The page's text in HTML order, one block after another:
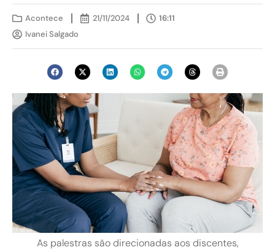
Acontece 21/11/2024
16:11
Ivanei Salgado
As palestras são direcionadas aos discentes,